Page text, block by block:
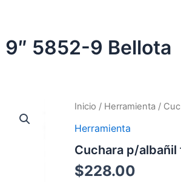
5852-9 Bellota
Inicio / Herramienta /
Herramienta
Cuchara p/
$228.00
Cuchara
filadefia
9"
5852-
9